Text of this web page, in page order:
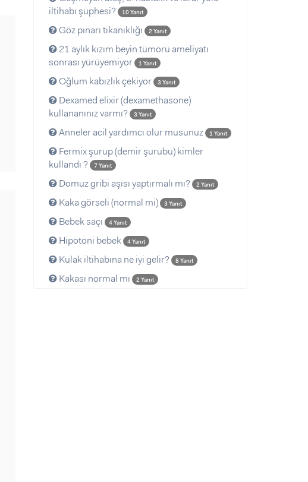
iltihabı şüphesi?
10 Yanıt
Göz pınarı tıkanıklığı 2 Yanıt
21 aylık kızım beyin tümörü ameliyatı
sonrası yürüyemiyor
1 Yanıt
Oğlum kabızlık çekiyor 3 Yanıt
Dexamed elixir (dexamethasone)
kullananınız varmı?
3 Yanıt
Anneler acil yardımcı olur musunuz 1 Yanıt
Fermix şurup (demir şurubu) kimler
kullandı ?
7 Yanıt
Domuz gribi aşısı yaptırmalı mı? 2 Yanıt
Kaka görseli (normal mi) 3 Yanıt
Bebek saçı 4 Yanıt
Hipotoni bebek 4 Yanıt
Kulak iltihabına ne iyi gelir? 8 Yanıt
Kakası normal mı 2 Yanıt